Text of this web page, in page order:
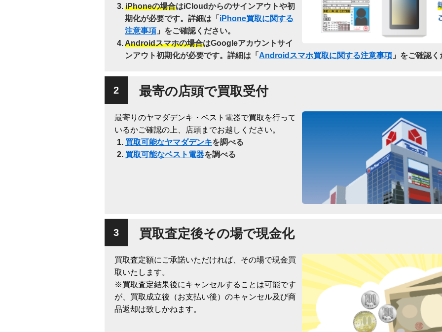
iPhoneの場合はiCloudからのサインアウトや初
期化が必要です。詳細は「 iPhone買取に関する
注意事項 」をご確認ください。
Androidスマホの場合はGoogleアカウントサイ
ンアウト初期化が必要です。詳細は「 Androidスマホ買取に関する注意事項 」をご確認
最寄の店頭で買取受付
最寄りのヤマダデンキ・ベスト電器で買取を行って
いるかご確認の上、店頭までお越しください。
買取可能なヤマダデンキを調べる
買取可能なベスト電器を調べる
買取査定後その場で現金化
買取査定額にご承諾いただければ、その場で現金買
取いたします。
※買取査定結果後にキャンセルすることは可能です
が、買取成立後（お支払い後）のキャンセル及び商
品返却は致しかねます。